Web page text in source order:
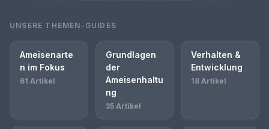
UNSERE THEMEN-GUIDES
Ameisenarte
n im Fokus
61 Artikel
Grundlagen
der
Ameisenhaltu
ng
35 Artikel
Verhalten &
Entwicklung
18 Artikel